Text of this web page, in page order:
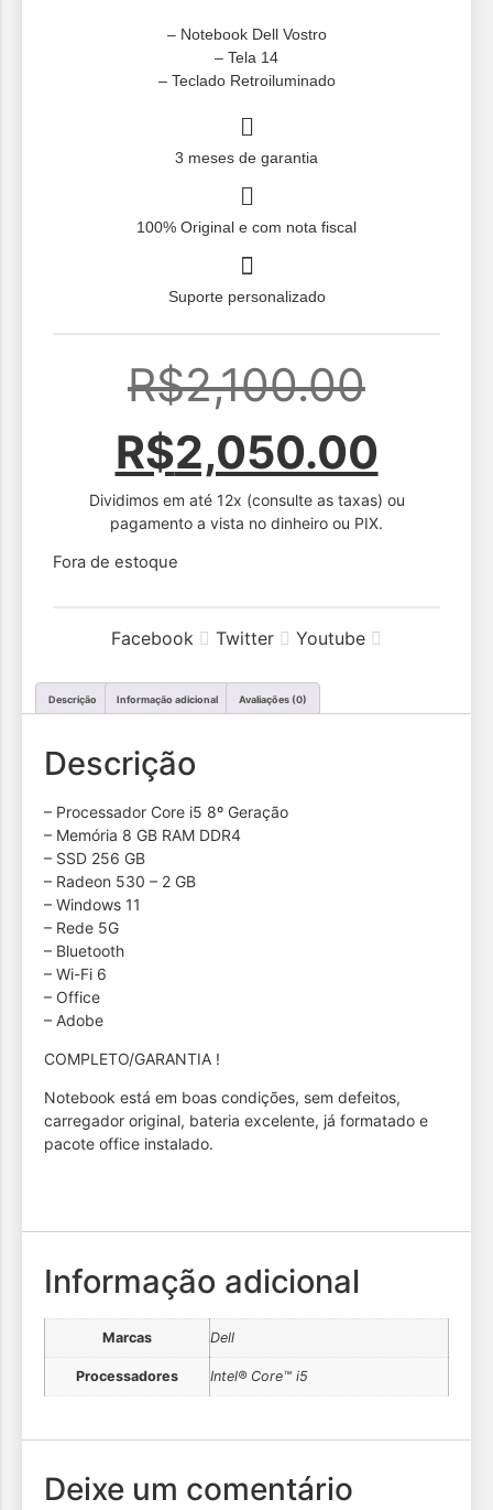
– Notebook Dell Vostro
– Tela 14
– ⁠Teclado Retroiluminado
3 meses de garantia
100% Original e com nota fiscal
Suporte personalizado
R$2,100.00O
preço
R$2,050.00O
é:
Dividimos em até 12x (consulte as taxas) ou
pagamento a vista no dinheiro ou PIX.
Fora de estoque
Facebook Twitter Youtube
Descrição Informação adicional Avaliações (0)
Descrição
– Processador Core i5 8º Geração
– Memória 8 GB RAM DDR4
– ⁠SSD 256 GB
– Radeon 530 – 2 GB
– Windows 11
– Rede 5G
– Bluetooth
– ⁠Wi-Fi 6
– Office
– Adobe
COMPLETO/GARANTIA !
Notebook está em boas condições, sem defeitos,
carregador original, bateria excelente, já formatado e
pacote office instalado.
Informação adicional
Marcas Dell
Processadores Intel® Core™ i5
Deixe um comentário